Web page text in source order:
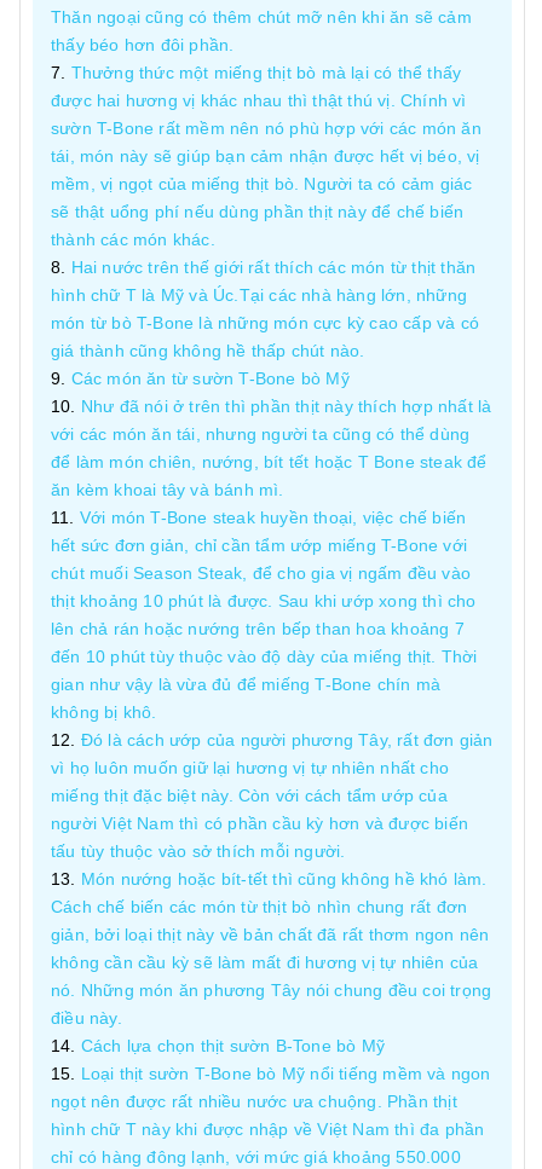
Thăn ngoại cũng có thêm chút mỡ nên khi ăn sẽ cảm
thấy béo hơn đôi phần.
Thưởng thức một miếng thịt bò mà lại có thể thấy
được hai hương vị khác nhau thì thật thú vị. Chính vì
sườn T-Bone rất mềm nên nó phù hợp với các món ăn
tái, món này sẽ giúp bạn cảm nhận được hết vị béo, vị
mềm, vị ngọt của miếng thịt bò. Người ta có cảm giác
sẽ thật uổng phí nếu dùng phần thịt này để chế biến
thành các món khác.
Hai nước trên thế giới rất thích các món từ thịt thăn
hình chữ T là Mỹ và Úc.Tại các nhà hàng lớn, những
món từ bò T-Bone là những món cực kỳ cao cấp và có
giá thành cũng không hề thấp chút nào.
Các món ăn từ sườn T-Bone bò Mỹ
Như đã nói ở trên thì phần thịt này thích hợp nhất là
với các món ăn tái, nhưng người ta cũng có thể dùng
để làm món chiên, nướng, bít tết hoặc T Bone steak để
ăn kèm khoai tây và bánh mì.
Với món T-Bone steak huyền thoại, việc chế biến
hết sức đơn giản, chỉ cần tẩm ướp miếng T-Bone với
chút muối Season Steak, để cho gia vị ngấm đều vào
thịt khoảng 10 phút là được. Sau khi ướp xong thì cho
lên chả rán hoặc nướng trên bếp than hoa khoảng 7
đến 10 phút tùy thuộc vào độ dày của miếng thịt. Thời
gian như vậy là vừa đủ để miếng T-Bone chín mà
không bị khô.
Đó là cách ướp của người phương Tây, rất đơn giản
vì họ luôn muốn giữ lại hương vị tự nhiên nhất cho
miếng thịt đặc biệt này. Còn với cách tẩm ướp của
người Việt Nam thì có phần cầu kỳ hơn và được biến
tấu tùy thuộc vào sở thích mỗi người.
Món nướng hoặc bít-tết thì cũng không hề khó làm.
Cách chế biến các món từ thịt bò nhìn chung rất đơn
giản, bởi loại thịt này về bản chất đã rất thơm ngon nên
không cần cầu kỳ sẽ làm mất đi hương vị tự nhiên của
nó. Những món ăn phương Tây nói chung đều coi trọng
điều này.
Cách lựa chọn thịt sườn B-Tone bò Mỹ
Loại thịt sườn T-Bone bò Mỹ nổi tiếng mềm và ngon
ngọt nên được rất nhiều nước ưa chuộng. Phần thịt
hình chữ T này khi được nhập về Việt Nam thì đa phần
chỉ có hàng đông lạnh, với mức giá khoảng 550.000